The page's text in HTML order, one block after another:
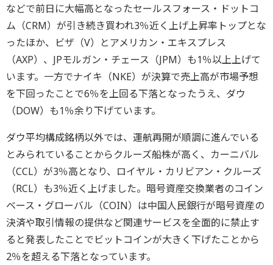
などで前日に大幅高となったセールスフォース・ドットコ
ム（CRM）が引き続き買われ3％近く上げ上昇率トップとな
ったほか、ビザ（V）とアメリカン・エキスプレス
（AXP）、JPモルガン・チェース（JPM）も1％以上上げて
います。一方でナイキ（NKE）が決算で売上高が市場予想
を下回ったことで6％を上回る下落となったうえ、ダウ
（DOW）も1％余り下げています。
ダウ平均構成銘柄以外では、運航再開が順調に進んでいる
とみられていることからクルーズ船株が高く、カーニバル
（CCL）が3％高となり、ロイヤル・カリビアン・クルーズ
（RCL）も3％近く上げました。暗号資産交換業者のコイン
ベース・グローバル（COIN）は中国人民銀行が暗号資産の
決済や取引情報の提供など関連サービスを全面的に禁止す
ると発表したことでビットコインが大きく下げたことから
2％を超える下落となっています。